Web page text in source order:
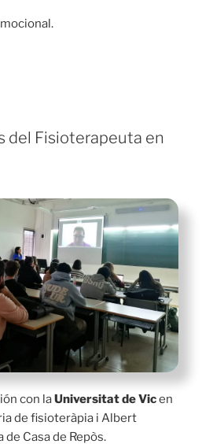
del Fisioterapeuta en
con laUniversitat de Vicen
de fisioteràpia i Albert
Casa de Repòs.